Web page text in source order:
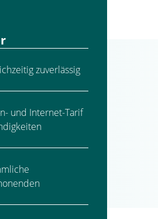
zuverlässig
und Internet-Tarif